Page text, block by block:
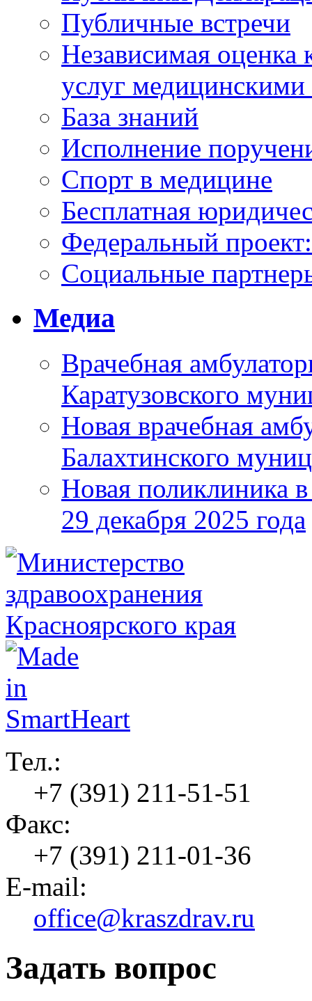
Публичные встречи
Независимая оценка
услуг
База знаний
Исполнение
Спорт в медицине
Бесплатная
Федеральный
Социальные
Медиа
Врачебная
Каратузовского
Новая врачебная
Балахтинского
Новая поликлиника
29 декабря 2025 года
Тел.:
+7 (391) 211-51-51
Факс:
+7 (391) 211-01-36
E-mail:
office@kraszdrav.ru
Задать вопрос